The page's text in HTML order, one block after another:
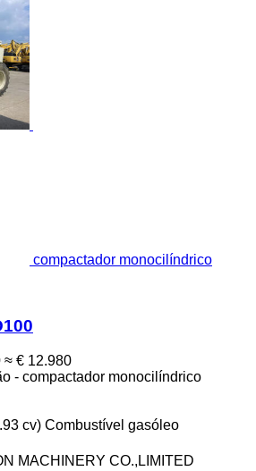
compactador monocilíndrico
≈ € 12.980
- compactador monocilíndrico
cv) Combustível gasóleo
MACHINERY CO.,LIMITED